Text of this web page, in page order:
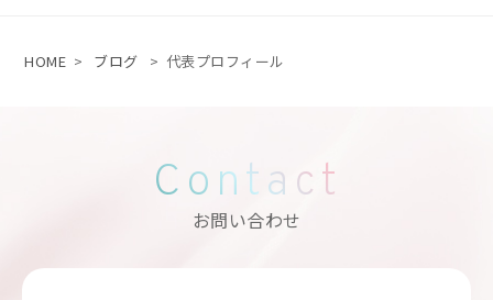
HOME > ブログ > 代表プロフィール
Contact
お問い合わせ